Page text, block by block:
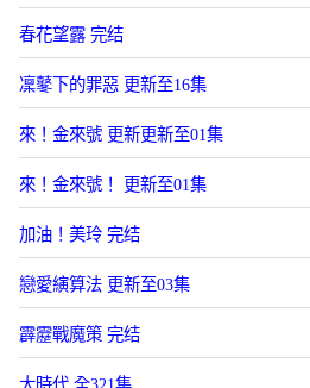
春花望露 完结
凜鼕下的罪惡 更新至16集
來！金來號 更新更新至01集
來！金來號！ 更新至01集
加油！美玲 完结
戀愛縯算法 更新至03集
霹靂戰魔策 完结